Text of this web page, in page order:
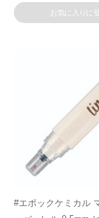
お気に入りに
#エポックケミカル